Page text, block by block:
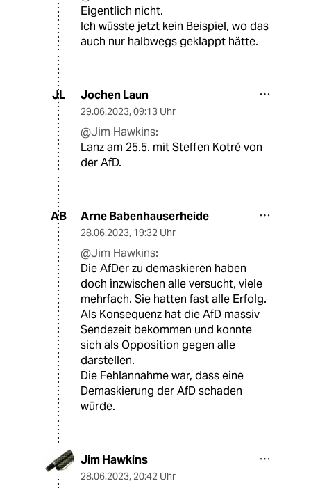
Eigentlich nicht.
Ich wüsste jetzt kein Beispiel, wo das
auch nur halbwegs geklappt hätte.
JL Jochen Laun
29.06.2023, 09:13 Uhr
@Jim Hawkins:
Lanz am 25.5. mit Steffen Kotré von
der AfD.
AB Arne Babenhauserheide
28.06.2023, 19:32 Uhr
@Jim Hawkins:
Die AfDer zu demaskieren haben
doch inzwischen alle versucht, viele
mehrfach. Sie hatten fast alle Erfolg.
Als Konsequenz hat die AfD massiv
Sendezeit bekommen und konnte
sich als Opposition gegen alle
darstellen.
Die Fehlannahme war, dass eine
Demaskierung der AfD schaden
würde.
Jim Hawkins
28.06.2023, 20:42 Uhr